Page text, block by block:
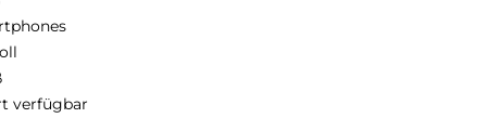
verfügbar